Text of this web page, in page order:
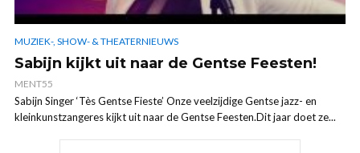
MUZIEK-, SHOW- & THEATERNIEUWS
Sabijn kijkt uit naar de Gentse Feesten!
MENT55
Sabijn Singer ‘Tès Gentse Fieste’ Onze veelzijdige Gentse jazz- en
kleinkunstzangeres kijkt uit naar de Gentse Feesten.Dit jaar doet ze...